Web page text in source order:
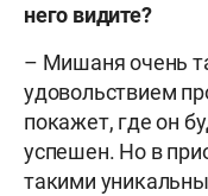
него видите?
– Мишаня очень
удовольствием
покажет, где он
успешен. Но в
такими